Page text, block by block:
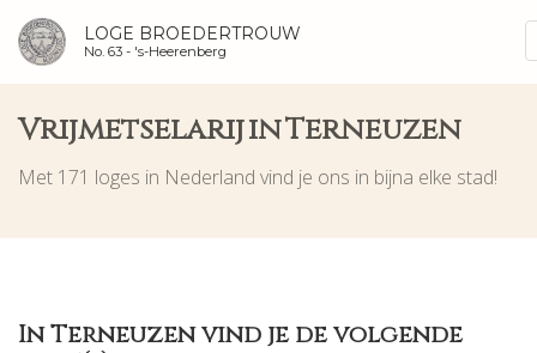
LOGE BROEDERTROUW
No. 63 - 's-Heerenberg
Vrijmetselarij in Terneuzen
Met 171 loges in Nederland vind je ons in bijna elke stad!
In Terneuzen vind je de volgende